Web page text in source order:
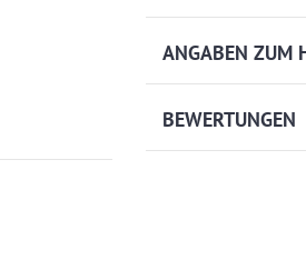
ANGABEN ZUM
BEWERTUNGEN